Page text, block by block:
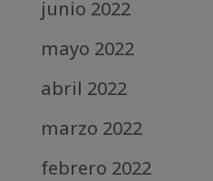
junio 2022
mayo 2022
abril 2022
marzo 2022
febrero 2022